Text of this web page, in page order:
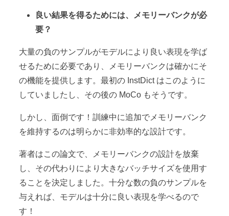
良い結果を得るためには、メモリーバンクが必
要？
大量の負のサンプルがモデルにより良い表現を学ば
せるために必要であり、メモリーバンクは確かにそ
の機能を提供します。最初の InstDict はこのように
していましたし、その後の MoCo もそうです。
しかし、面倒です！訓練中に追加でメモリーバンク
を維持するのは明らかに非効率的な設計です。
著者はこの論文で、メモリーバンクの設計を放棄
し、その代わりにより大きなバッチサイズを使用す
ることを決定しました。十分な数の負のサンプルを
与えれば、モデルは十分に良い表現を学べるので
す！